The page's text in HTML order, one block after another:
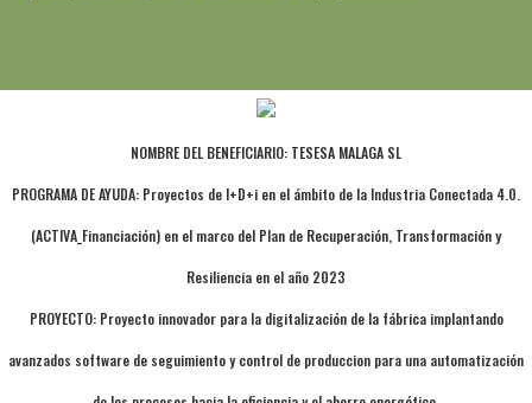
NOMBRE DEL BENEFICIARIO: TESESA MALAGA SL
PROGRAMA DE AYUDA: Proyectos de I+D+i en el ámbito de la Industria Conectada 4.0.
(ACTIVA_Financiación) en el marco del Plan de Recuperación, Transformación y
Resiliencia en el año 2023
PROYECTO: Proyecto innovador para la digitalización de la fábrica implantando
avanzados software de seguimiento y control de produccion para una automatización